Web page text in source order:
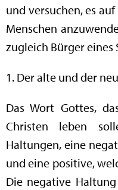
und versuchen, es
Menschen
zugleich Bürger eines
1. Der alte und der
Das Wort Gottes,
Christen leben
Haltungen, eine
und eine positive,
Die negative